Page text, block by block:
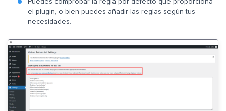
Puedes comprobar la regla por defecto que proporciona
el plugin, o bien puedes añadir las reglas según tus
necesidades.